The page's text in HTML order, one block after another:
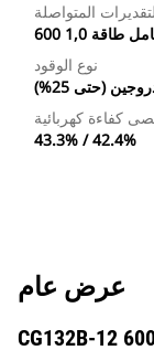
المتواصلة
طاقة 1,0
نوع الوقود
(حتى 25%)
كفاءة كهربائية
43.3% / 42.4%
عرض عام